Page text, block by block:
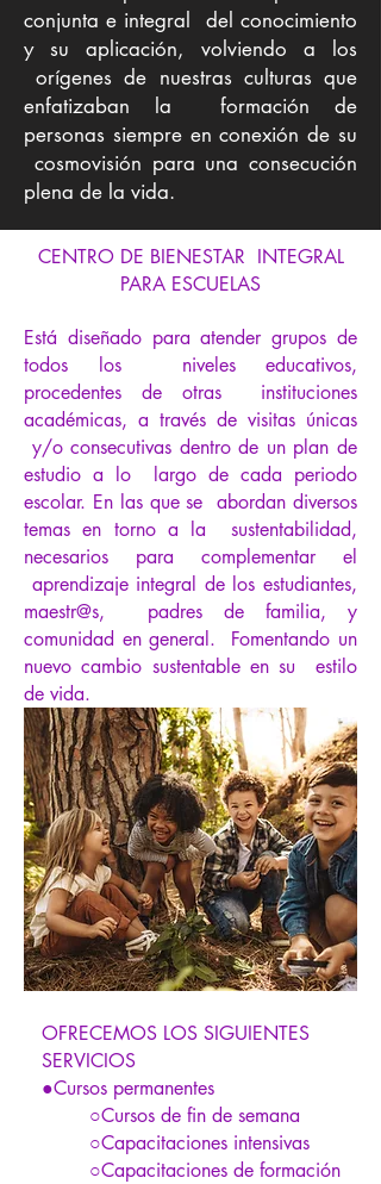
conjunta e integral del conocimiento
y su aplicación, volviendo a los
orígenes de nuestras culturas que
enfatizaban la formación de
personas siempre en conexión de su
cosmovisión para una consecución
plena de la vida.
CENTRO DE BIENESTAR INTEGRAL
PARA ESCUELAS
Está diseñado para atender grupos de
todos los niveles educativos,
procedentes de otras instituciones
académicas, a través de visitas únicas
y/o consecutivas dentro de un plan de
estudio a lo largo de cada periodo
escolar. En las que se abordan diversos
temas en torno a la sustentabilidad,
necesarios para complementar el
aprendizaje integral de los estudiantes,
maestr@s, padres de familia, y
comunidad en general. Fomentando un
nuevo cambio sustentable en su estilo
de vida.
OFRECEMOS LOS SIGUIENTES
SERVICIOS
●Cursos permanentes
○Cursos de fin de semana
○Capacitaciones intensivas
○Capacitaciones de formación